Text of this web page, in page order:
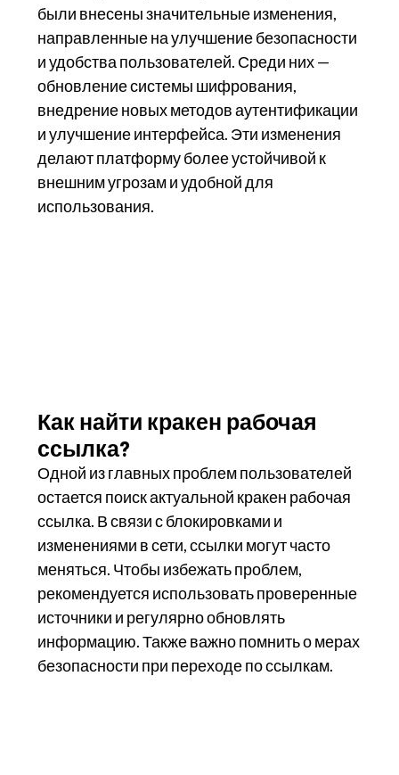
были внесены значительные изменения,
направленные на улучшение безопасности
и удобства пользователей. Среди них —
обновление системы шифрования,
внедрение новых методов аутентификации
и улучшение интерфейса. Эти изменения
делают платформу более устойчивой к
внешним угрозам и удобной для
использования.
Как найти кракен рабочая
ссылка?
Одной из главных проблем пользователей
остается поиск актуальной кракен рабочая
ссылка. В связи с блокировками и
изменениями в сети, ссылки могут часто
меняться. Чтобы избежать проблем,
рекомендуется использовать проверенные
источники и регулярно обновлять
информацию. Также важно помнить о мерах
безопасности при переходе по ссылкам.